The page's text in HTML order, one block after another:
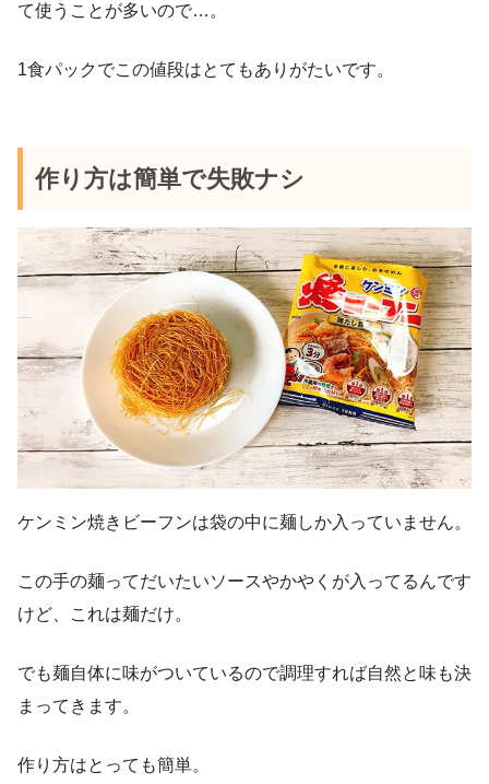
て使うことが多いので…。
1食パックでこの値段はとてもありがたいです。
作り方は簡単で失敗ナシ
ケンミン焼きビーフンは袋の中に麺しか入っていません。
この手の麺ってだいたいソースやかやくが入ってるんです
けど、これは麺だけ。
でも麺自体に味がついているので調理すれば自然と味も決
まってきます。
作り方はとっても簡単。